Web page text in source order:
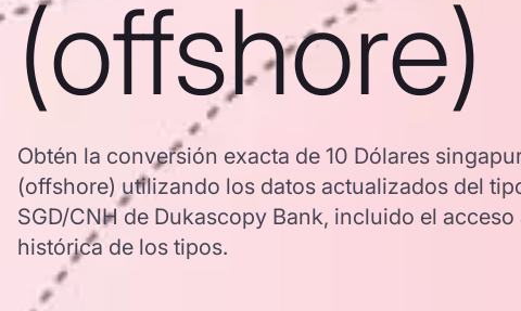
(offshore)
Obtén la conversión exacta de 10 Dólares
(offshore) utilizando los datos actualizados del
SGD/CNH de Dukascopy Bank, incluido el
histórica de los tipos.